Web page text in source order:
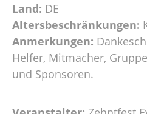
Land: DE
Altersbeschränkungen:
Anmerkungen:
Helfer, Mitmacher,
und Sponsoren.